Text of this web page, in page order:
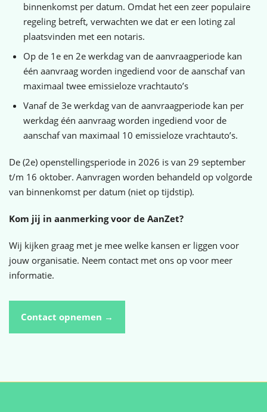
binnenkomst per datum. Omdat het een zeer populaire
regeling betreft, verwachten we dat er een loting zal
plaatsvinden met een notaris.
Op de 1e en 2e werkdag van de aanvraagperiode kan
één aanvraag worden ingediend voor de aanschaf van
maximaal twee emissieloze vrachtauto’s
Vanaf de 3e werkdag van de aanvraagperiode kan per
werkdag één aanvraag worden ingediend voor de
aanschaf van maximaal 10 emissieloze vrachtauto’s.
De (2e) openstellingsperiode in 2026 is van 29 september
t/m 16 oktober. Aanvragen worden behandeld op volgorde
van binnenkomst per datum (niet op tijdstip).
Kom jij in aanmerking voor de AanZet?
Wij kijken graag met je mee welke kansen er liggen voor
jouw organisatie. Neem contact met ons op voor meer
informatie.
Contact opnemen →